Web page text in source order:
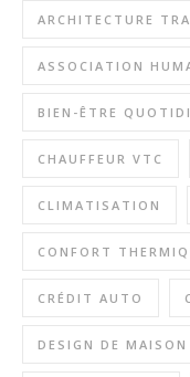
ARCHITECTURE
ASSOCIATION
BIEN-ÊTRE
CHAUFFEUR VTC
CLIMATISATION
CONFORT
CRÉDIT AUTO
DESIGN DE MAISON